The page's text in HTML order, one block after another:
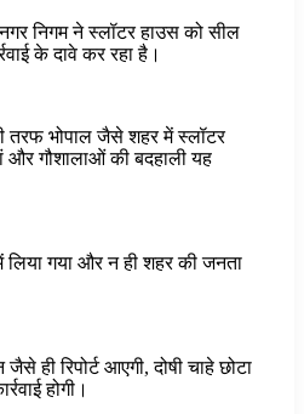
निगम ने स्लॉटर हाउस को सील
के दावे कर रहा है।
तरफ भोपाल जैसे शहर में स्लॉटर
और गौशालाओं की बदहाली यह
लिया गया और न ही शहर की जनता
ही रिपोर्ट आएगी, दोषी चाहे छोटा
होगी।